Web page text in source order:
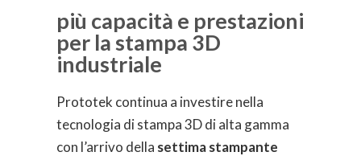
più capacità e prestazioni
per la stampa 3D
industriale
Prototek continua a investire nella
tecnologia di stampa 3D di alta gamma
con l’arrivo della settima stampante